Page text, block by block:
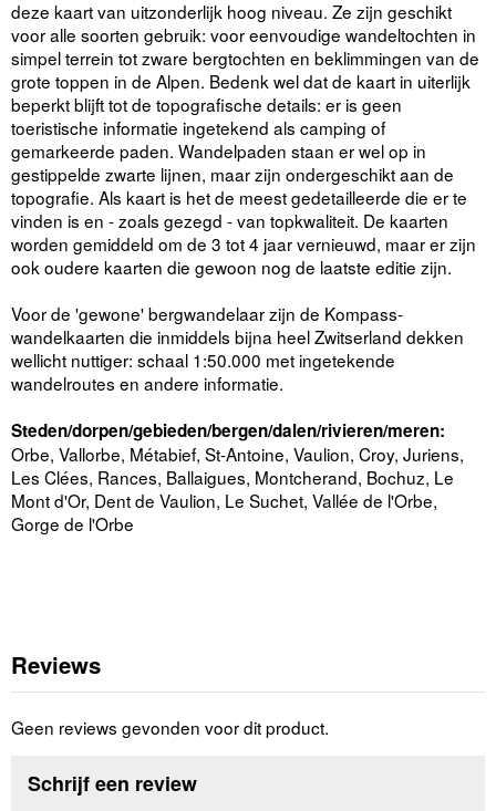
deze kaart van uitzonderlijk hoog niveau. Ze zijn geschikt
voor alle soorten gebruik: voor eenvoudige wandeltochten in
simpel terrein tot zware bergtochten en beklimmingen van de
grote toppen in de Alpen. Bedenk wel dat de kaart in uiterlijk
beperkt blijft tot de topografische details: er is geen
toeristische informatie ingetekend als camping of
gemarkeerde paden. Wandelpaden staan er wel op in
gestippelde zwarte lijnen, maar zijn ondergeschikt aan de
topografie. Als kaart is het de meest gedetailleerde die er te
vinden is en - zoals gezegd - van topkwaliteit. De kaarten
worden gemiddeld om de 3 tot 4 jaar vernieuwd, maar er zijn
ook oudere kaarten die gewoon nog de laatste editie zijn.
Voor de 'gewone' bergwandelaar zijn de Kompass-
wandelkaarten die inmiddels bijna heel Zwitserland dekken
wellicht nuttiger: schaal 1:50.000 met ingetekende
wandelroutes en andere informatie.
Steden/dorpen/gebieden/bergen/dalen/rivieren/meren:
Orbe, Vallorbe, Métabief, St-Antoine, Vaulion, Croy, Juriens,
Les Clées, Rances, Ballaigues, Montcherand, Bochuz, Le
Mont d'Or, Dent de Vaulion, Le Suchet, Vallée de l'Orbe,
Gorge de l'Orbe
Reviews
Geen reviews gevonden voor dit product.
Schrijf een review